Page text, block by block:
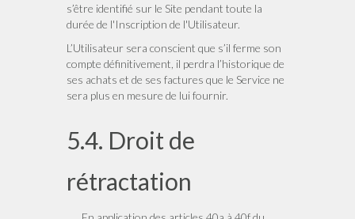
s’être identifié sur le Site pendant toute la
durée de l'Inscription de l'Utilisateur.
L’Utilisateur sera conscient que s’il ferme son
compte définitivement, il perdra l’historique de
ses achats et de ses factures que le Service ne
sera plus en mesure de lui fournir.
5.4. Droit de
rétractation